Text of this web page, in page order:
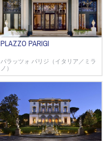
PLAZZO PARIGI
パラッツォ パリジ（イタリア／ミラ
ノ）